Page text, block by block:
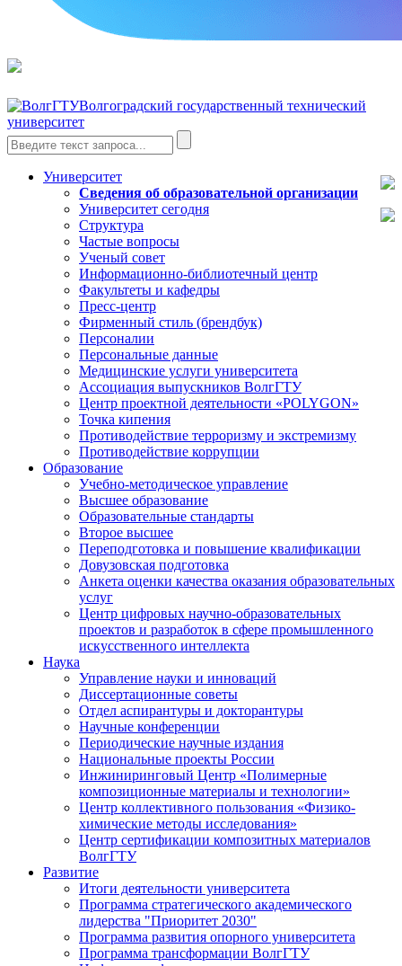
Волгоградский государственный технический
университет
Университет
Сведения об образовательной организации
Университет сегодня
Структура
Частые вопросы
Ученый совет
Информационно-библиотечный центр
Факультеты и кафедры
Пресс-центр
Фирменный стиль (брендбук)
Персоналии
Персональные данные
Медицинские услуги университета
Ассоциация выпускников ВолгГТУ
Центр проектной деятельности «POLYGON»
Точка кипения
Противодействие терроризму и экстремизму
Противодействие коррупции
Образование
Учебно-методическое управление
Высшее образование
Образовательные стандарты
Второе высшее
Переподготовка и повышение квалификации
Довузовская подготовка
Анкета оценки качества оказания образовательных
услуг
Центр цифровых научно-образовательных
проектов и разработок в сфере промышленного
искусственного интеллекта
Наука
Управление науки и инноваций
Диссертационные советы
Отдел аспирантуры и докторантуры
Научные конференции
Периодические научные издания
Национальные проекты России
Инжиниринговый Центр «Полимерные
композиционные материалы и технологии»
Центр коллективного пользования «Физико-
химические методы исследования»
Центр сертификации композитных материалов
ВолгГТУ
Развитие
Итоги деятельности университета
Программа стратегического академического
лидерства "Приоритет 2030"
Программа развития опорного университета
Программа трансформации ВолгГТУ